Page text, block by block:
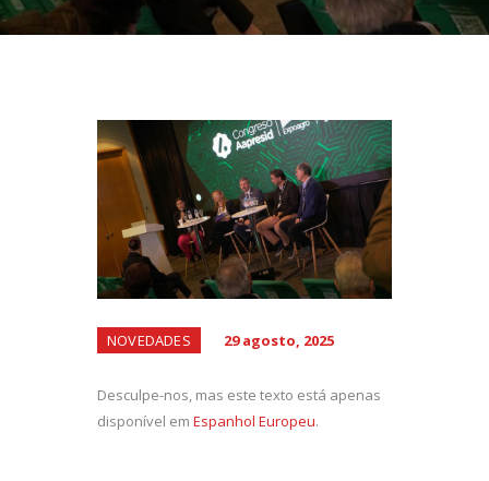
NOVEDADES 29 agosto, 2025
Desculpe-nos, mas este texto está apenas
disponível em Espanhol Europeu.